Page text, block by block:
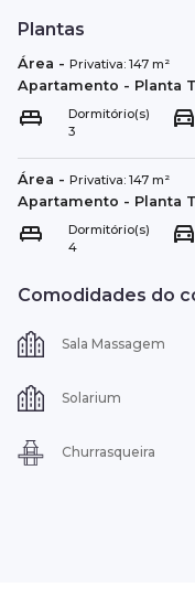
Plantas
Área - Privativa: 147 m²
Apartamento - Planta
Dormitório(s)
3
Área - Privativa: 147 m²
Apartamento - Planta
Dormitório(s)
4
Comodidades do
Sala Massagem
Solarium
Churrasqueira